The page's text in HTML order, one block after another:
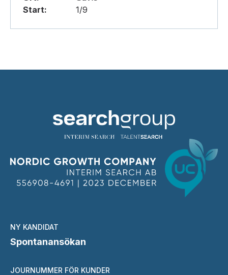
Start:
1/9
NY KANDIDAT
Spontanansökan
JOURNUMMER FÖR KUNDER